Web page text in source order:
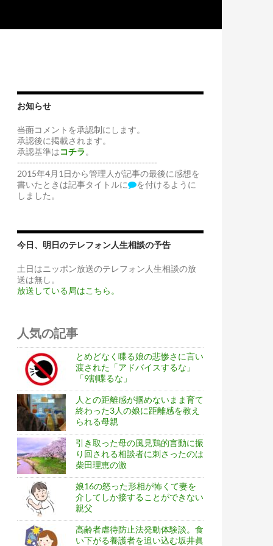
お知らせ
当面コメントを承認制にします。
承認後に掲載されます。
承認基準はコチラ 。
----------------------------------------------
2015年4月1日から管理人が記事の最後に感想を
書いたときは記事タイトルに
を付けるように
しました。
今日、明日のテレフォン人生相談の予告
土日はニッポン放送のテレフォン人生相談の放
送は無し。
放送している局はこちら。
人気の記事
とめどなく喋る娘の悲惨さに言い
渡された「アドバイスするな」
「9割喋るな」
人との距離感が掴めないまま育て
終わった3人の娘に距離感を教え
られる母親
引き取った母の風見鶏的言動に振
り回される相談者に刺さったのは
柴田理恵の激
娘16の怒った形相が怖くて妻を
介してしか接することができない
親父
高齢者虐待防止法発動体験談。食
い下がる養護者を追い込む坂井眞